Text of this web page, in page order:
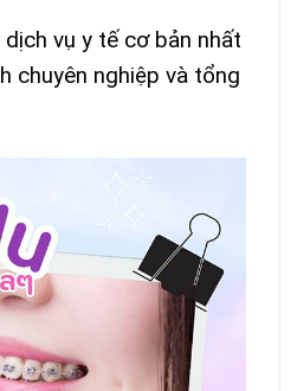
vụ y tế cơ bản nhất
chuyên nghiệp và tổng